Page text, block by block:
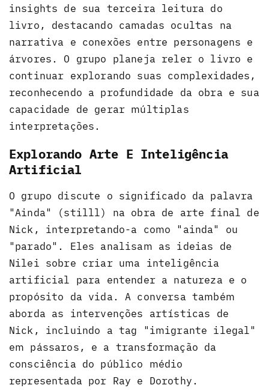
insights de sua terceira leitura do
livro, destacando camadas ocultas na
narrativa e conexões entre personagens e
árvores. O grupo planeja reler o livro e
continuar explorando suas complexidades,
reconhecendo a profundidade da obra e sua
capacidade de gerar múltiplas
interpretações.
Explorando Arte E Inteligência
Artificial
O grupo discute o significado da palavra
"Ainda" (stilll) na obra de arte final de
Nick, interpretando-a como "ainda" ou
"parado". Eles analisam as ideias de
Nilei sobre criar uma inteligência
artificial para entender a natureza e o
propósito da vida. A conversa também
aborda as intervenções artísticas de
Nick, incluindo a tag "imigrante ilegal"
em pássaros, e a transformação da
consciência do público médio
representada por Ray e Dorothy.